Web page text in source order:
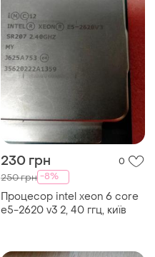
230 грн 0
250 грн -8%
Процесор intel xeon 6 core
e5-2620 v3 2, 40 ггц, київ